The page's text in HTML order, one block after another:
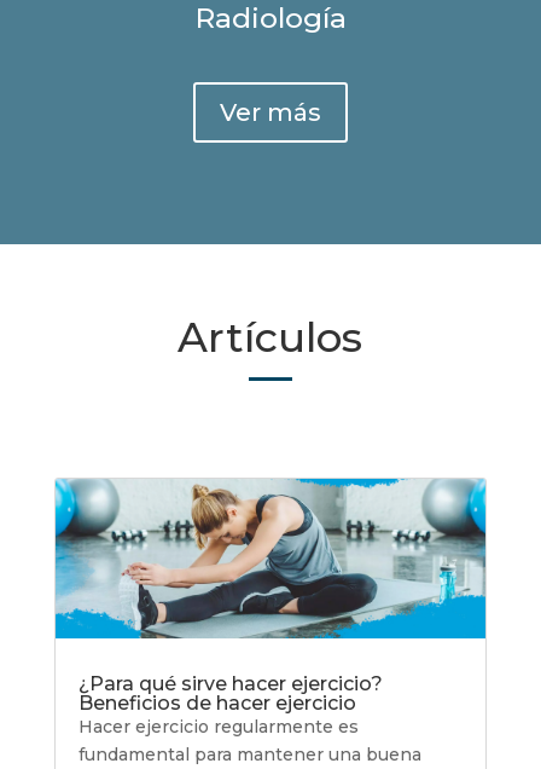
Radiología
Ver más
Artículos
¿Para qué sirve hacer ejercicio?
Beneficios de hacer ejercicio
Hacer ejercicio regularmente es
fundamental para mantener una buena